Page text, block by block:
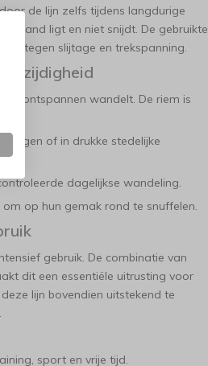
de lijn zelfs tijdens langdurige
hand ligt en niet snijdt. De gebruikte
tegen slijtage en trekspanning.
of ontspannen wandelt. De riem is
of in drukke stedelijke
dagelijkse wandeling.
op hun gemak rond te snuffelen.
gebruik. De combinatie van
dit een essentiële uitrusting voor
lijn bovendien uitstekend te
sport en vrije tijd.